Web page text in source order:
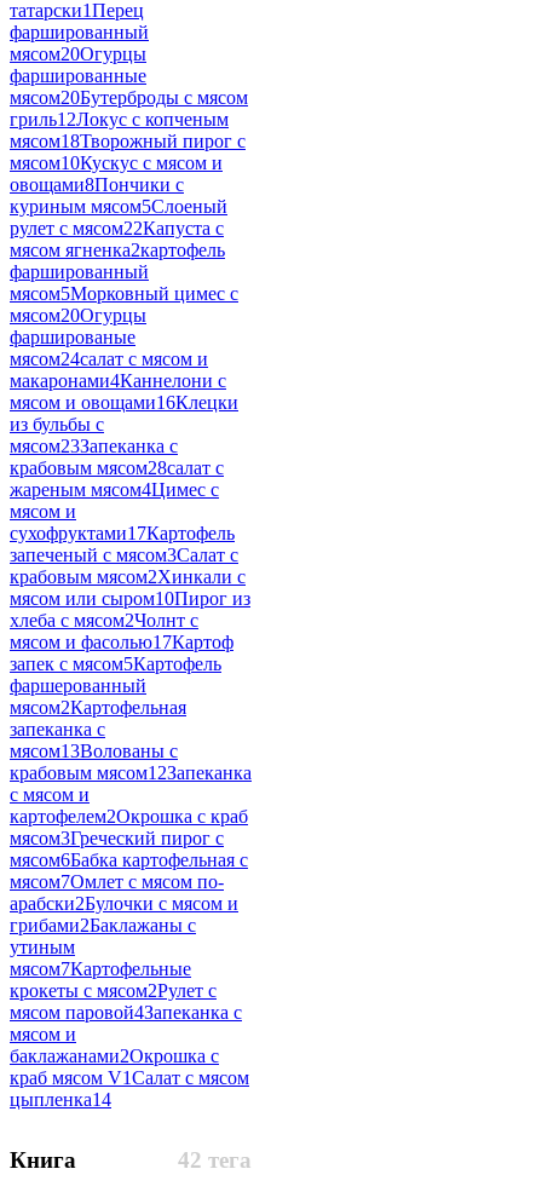
татарски1Перец
фаршированный
мясом20Огурцы
фаршированные
мясом20Бутерброды с мясом
гриль12Локус с копченым
мясом18Творожный пирог с
мясом10Кускус с мясом и
овощами8Пончики с
куриным мясом5Слоеный
рулет с мясом22Капуста с
мясом ягненка2картофель
фаршированный
мясом5Морковный цимес с
мясом20Огурцы
фаршированые
мясом24салат с мясом и
макаронами4Каннелони с
мясом и овощами16Клецки
из бульбы с
мясом23Запеканка с
крабовым мясом28салат с
жареным мясом4Цимес с
мясом и
сухофруктами17Картофель
запеченый с мясом3Салат с
крабовым мясом2Хинкали с
мясом или сыром10Пирог из
хлеба с мясом2Чолнт с
мясом и фасолью17Картоф
запек с мясом5Картофель
фаршерованный
мясом2Картофельная
запеканка с
мясом13Волованы с
крабовым мясом12Запеканка
с мясом и
картофелем2Окрошка с краб
мясом3Греческий пирог с
мясом6Бабка картофельная с
мясом7Омлет с мясом по-
арабски2Булочки с мясом и
грибами2Баклажаны с
утиным
мясом7Картофельные
крокеты с мясом2Рулет с
мясом паровой4Запеканка с
мясом и
баклажанами2Окрошка с
краб мясом V1Салат с мясом
цыпленка14
42 тега
Книга